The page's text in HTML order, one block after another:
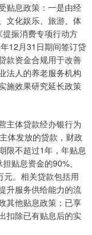
息政策：一是由经
文化娱乐、旅游、体
振消费专项行动方
12月31日期间签订贷
款资金合规用于改善
法人的养老服务机构
施效果研究延长政策
体贷款经办银行为
体发放的贷款，财政
限不超过1年，年贴息
贴息资金的90%、
元。相关贷款包括用
升服务供给能力的流
其他贴息政策；已享
扣除已有贴息后的实